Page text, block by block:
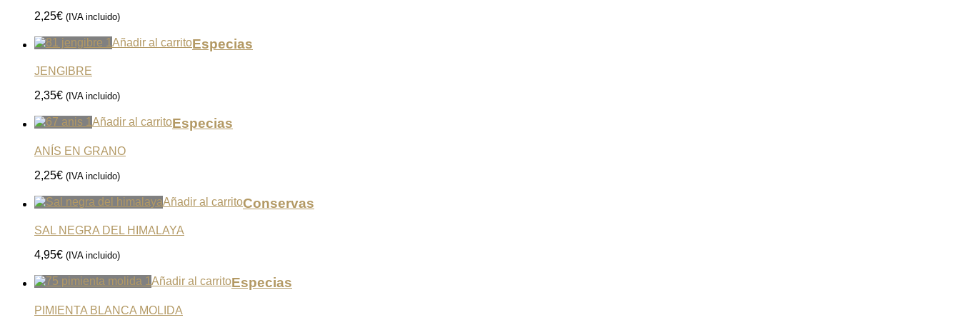
2,25€ (IVA incluido)
Añadir al carritoEspecias
JENGIBRE
2,35€ (IVA incluido)
Añadir al carritoEspecias
ANÍS EN GRANO
2,25€ (IVA incluido)
Añadir al carritoConservas
SAL NEGRA DEL HIMALAYA
4,95€ (IVA incluido)
Añadir al carritoEspecias
PIMIENTA BLANCA MOLIDA